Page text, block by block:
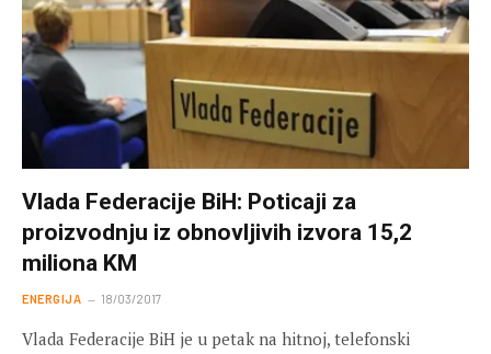
Vlada Federacije BiH: Poticaji za
proizvodnju iz obnovljivih izvora 15,2
miliona KM
ENERGIJA 18/03/2017
Vlada Federacije BiH je u petak na hitnoj, telefonski